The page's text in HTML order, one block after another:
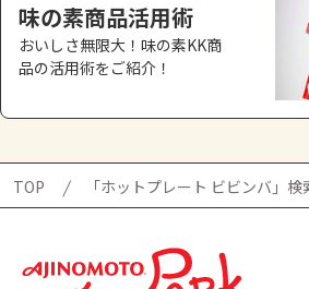
味の素商品活用術
おいしさ無限大！味の素KK商
品の活用術をご紹介！
TOP 「ホットプレート ビビンバ」